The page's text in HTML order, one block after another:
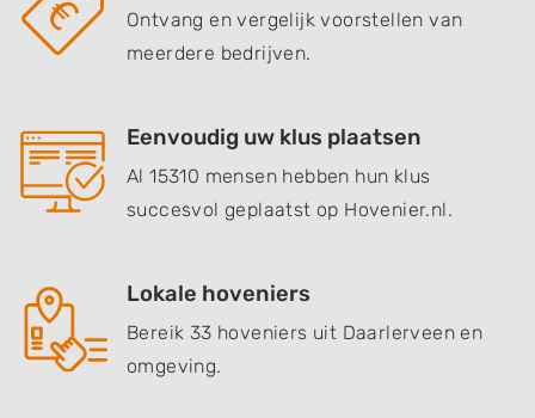
Ontvang en vergelijk voorstellen van
meerdere bedrijven.
Eenvoudig uw klus plaatsen
Al 15310 mensen hebben hun klus
succesvol geplaatst op Hovenier.nl.
Lokale hoveniers
Bereik 33 hoveniers uit Daarlerveen en
omgeving.